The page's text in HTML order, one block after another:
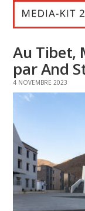
Au Tibet,
par And
4 NOVEMBRE 2023